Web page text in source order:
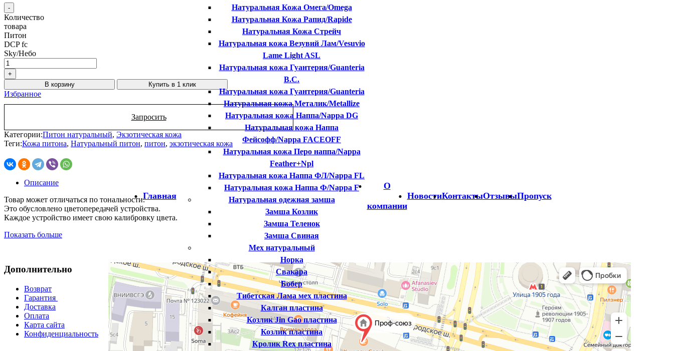
Главная
Натуральная Кожа Омега/Omega
Натуральная Кожа Рапид/Rapide
Натуральная Кожа Стрейч
Натуральная кожа Везувий Лам/Vesuvio
Lame Light ASL
Натуральная кожа Гуантерия/Guanteria
B.C.
Натуральная кожа Гуантерия/Guanteria
Натуральная кожа Металик/Metallize
Натуральная кожа Наппа/Nappa DG
Натуральная кожа Наппа
Фейсофф/Nappa FACEOFF
Натуральная кожа Перо наппа/Nappa
Feather+Npl
Натуральная кожа Наппа ФЛ/Nappa FL
Натуральная кожа Наппа Ф/Nappa F
Натуральная одежная замша
Замша Козлик
Замша Теленок
Замша Свиная
Мех натуральный
Норка
Свакара
Бобер
Тибетская Лама мех пластина
Калган пластина
Козлик Jin Gao пластина
Козлик пластина
Кролик Rex пластина
О
компании
НовостиКонтактыОтзывыПропуск
Количество
товара
Питон
DCP fc
Sky/Небо
В корзину Купить в 1 клик
Избранное
Запросить
Категории:Питон натуральный, Экзотическая кожа
Теги:Кожа питона, Натуральный питон, питон, экзотическая кожа
Описание
Товар может отличаться по тональности.
Это обусловлено цветопередачей устройства.
Каждое устройство имеет свою калибровку цвета.
Показать больше
Дополнительно
Возврат
Гарантия
Доставка
Оплата
Карта сайта
Конфиденциальность